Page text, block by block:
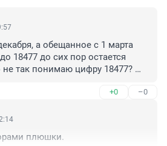
а обещанное с 1 марта
18477 до сих пор остается
не так понимаю цифру 18477?
очень отличается от
Как такое может быть?
+0 –0
плюшки.